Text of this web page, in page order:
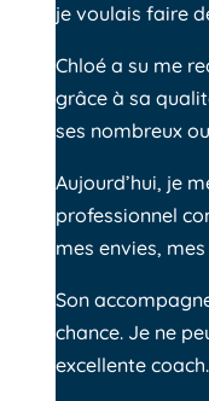
je voulais faire
Chloé a su me
grâce à sa
ses nombreux
Aujourd’hui, je
professionnel
mes envies,
Son
chance. Je ne
excellente coach.